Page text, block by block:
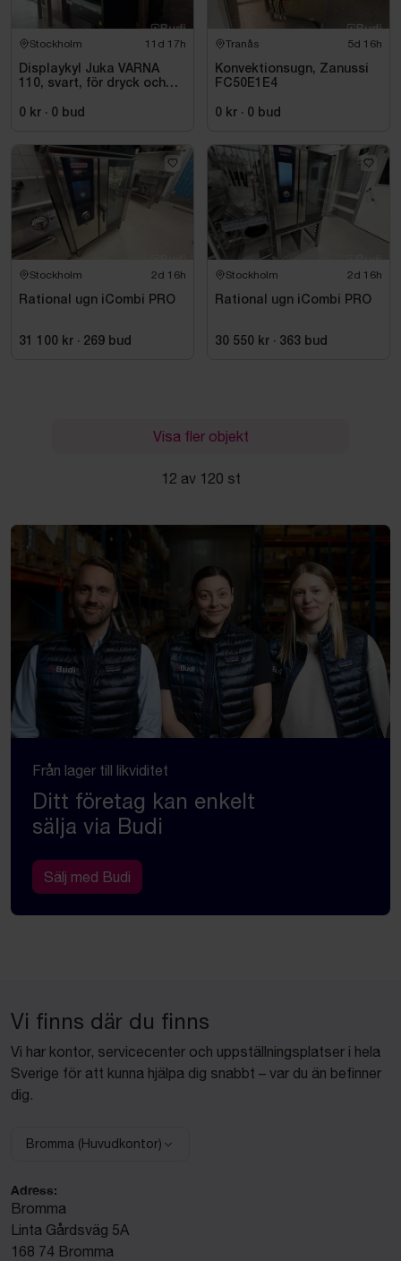
Stockholm 11d 17h
Displaykyl Juka VARNA
110, svart, för dryck och
0 kr · 0 bud
Tranås 5d 16h
Konvektionsugn, Zanussi
FC50E1E4
0 kr · 0 bud
Stockholm 2d 16h
Rational ugn iCombi PRO
31 100 kr · 269 bud
Stockholm 2d 16h
Rational ugn iCombi PRO
30 550 kr · 363 bud
Visa fler objekt
12 av 120 st
Från lager till likviditet
Ditt företag kan enkelt
sälja via Budi
Sälj med Budi
Vi finns där du finns
Vi har kontor, servicecenter och uppställningsplatser i hela
Sverige för att kunna hjälpa dig snabbt – var du än befinner
dig.
Välj anläggning:
Bromma (Huvudkontor)
Adress:
Bromma
Linta Gårdsväg 5A
168 74 Bromma